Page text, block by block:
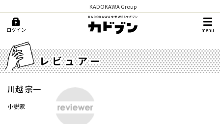
KADOKAWA Group
ログイン menu
レビュアー
川越 宗一
小説家